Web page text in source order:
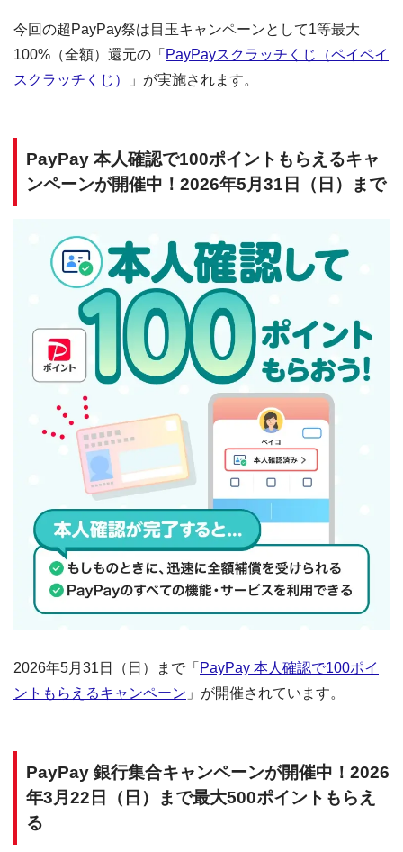
今回の超PayPay祭は目玉キャンペーンとして1等最大
100%（全額）還元の「 PayPayスクラッチくじ（ペイペイ
スクラッチくじ）
」が実施されます。
PayPay 本人確認で100ポイントもらえるキャ
ンペーンが開催中！2026年5月31日（日）まで
2026年5月31日（日）まで「 PayPay 本人確認で100ポイ
ントもらえるキャンペーン 」が開催されています。
PayPay 銀行集合キャンペーンが開催中！2026
年3月22日（日）まで最大500ポイントもらえ
る